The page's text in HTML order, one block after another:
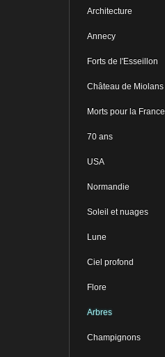
Architecture
Annecy
Forts de l'Esseillon
Château de Miolans
Morts pour la France
70 ans
USA
Normandie
Soleil et nuages
Lune
Ciel profond
Flore
Arbres
Champignons